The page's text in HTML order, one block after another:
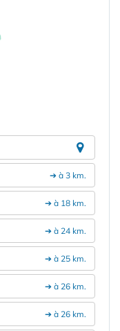
➔ à 3 km.
➔ à 18 km.
➔ à 24 km.
➔ à 25 km.
➔ à 26 km.
➔ à 26 km.